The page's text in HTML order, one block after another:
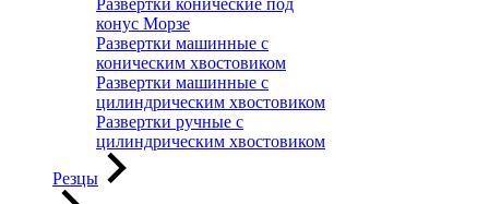
Развертки конические под
конус Морзе
Развертки машинные с
коническим хвостовиком
Развертки машинные с
цилиндрическим хвостовиком
Развертки ручные с
цилиндрическим хвостовиком
Резцы